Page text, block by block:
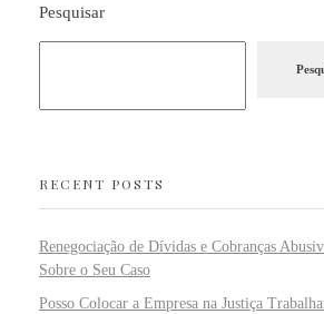
Pesquisar
RECENT POSTS
Renegociação de Dívidas e Cobranças
Sobre o Seu Caso
Posso Colocar a Empresa na Justiça